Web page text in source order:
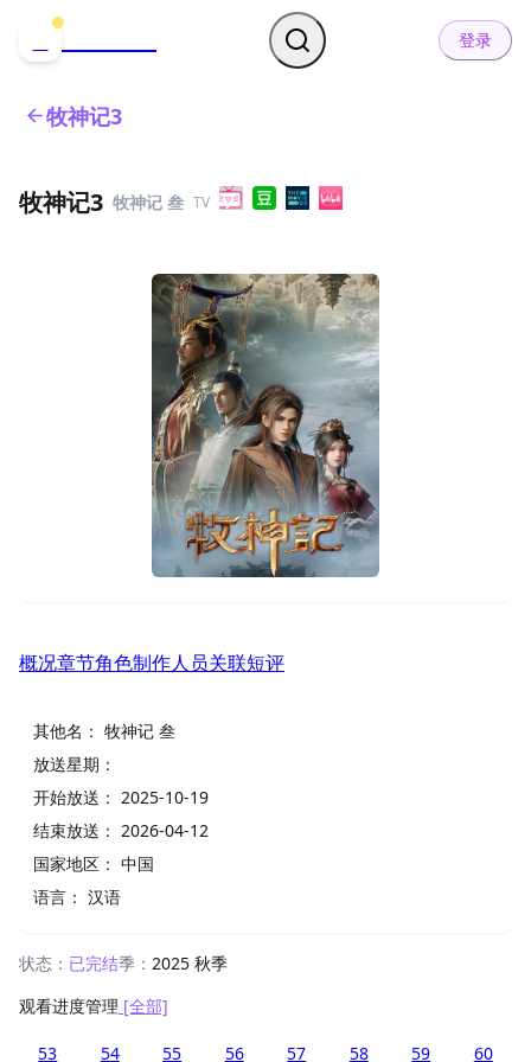
登录
牧神记3
牧神记3 牧神记 叁 TV
概况章节角色制作人员关联短评
其他名： 牧神记 叁
放送星期：
开始放送： 2025-10-19
结束放送： 2026-04-12
国家地区： 中国
语言： 汉语
状态： 已完结季： 2025 秋季
观看进度管理 [全部]
53 54 55 56 57 58 59 60